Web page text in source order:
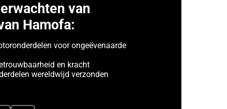
van
Hamofa:
voor ongeëvenaarde
en kracht
wereldwijd verzonden